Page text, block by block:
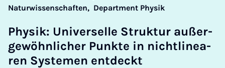
Naturwissenschaften, Department Physik
Phy­sik: Uni­ver­sel­le Struk­tur au­ßer­
ge­wöhn­li­cher Punk­te in nicht­li­ne­a­
ren Sys­te­men ent­deckt